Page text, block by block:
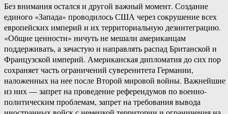
Без внимания остался и другой важный момент. Создание
единого «Запада» проводилось США через сокрушение всех
европейских империй и их территориальную дезинтеграцию.
«Общие ценности» ничуть не мешали американцам
поддерживать, а зачастую и направлять распад Британской и
Французской империй. Американская дипломатия до сих пор
сохраняет часть ограничений суверенитета Германии,
наложенных на нее после Второй мировой войны. Важнейшие
из них — запрет на проведение референдумов по военно-
политическим проблемам, запрет на требования вывода